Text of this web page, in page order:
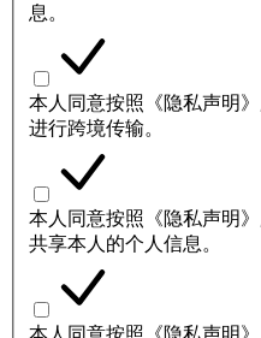
息。
本人同意按照《隐私声明
进行跨境传输。
本人同意按照《隐私声明
共享本人的个人信息。
本人同意按照《隐私声明